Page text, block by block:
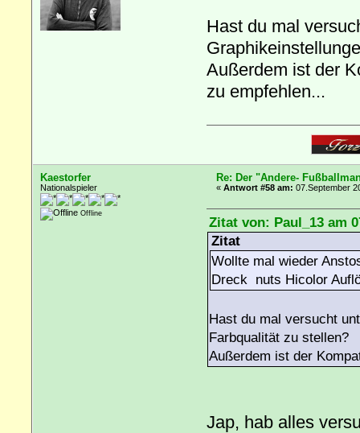
Hast du mal
Außerdem ist der
zu empfehlen...
Kaestorfer
Nationalspieler
Offline
Re: Der "Andere-
«Antwort #58 am: 07.September
Zitat von: Paul_13 am
Zitat
Wollte mal wieder
Dreck nuts Hicolor
Hast du mal versucht
Farbqualität zu stellen?
Außerdem ist der
Jap, hab alles